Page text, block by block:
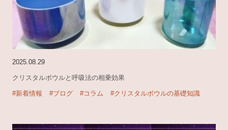
2025.08.29
クリスタルボウルと呼吸法の相乗効果
#新着情報 #ブログ #コラム #クリスタルボウルの基礎知識